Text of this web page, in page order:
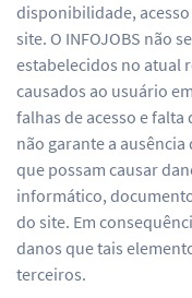
disponibilidade,
site. O INFOJOBS não
estabelecidos no atual
causados ao usuário
falhas de acesso e falta
não garante a
que possam causar
informático,
do site. Em
danos que tais
terceiros.